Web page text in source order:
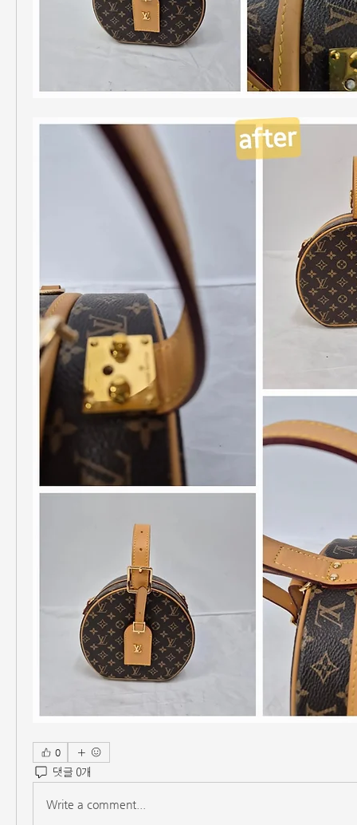
0
댓글 0개
Write a comment...